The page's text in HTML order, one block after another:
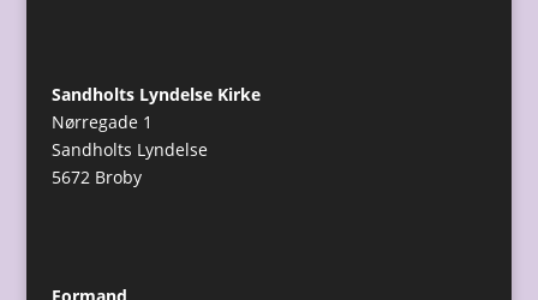
Sandholts Lyndelse Kirke
Nørregade 1
Sandholts Lyndelse
5672 Broby